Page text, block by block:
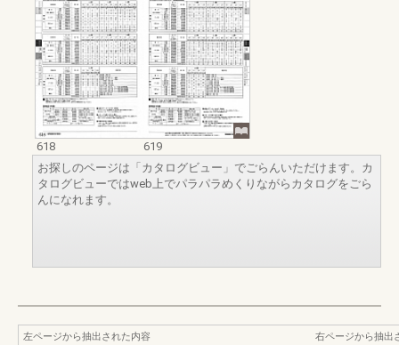
618
619
お探しのページは「カタログビュー」でごらんいただけます。カ
タログビューではweb上でパラパラめくりながらカタログをごら
んになれます。
左ページから抽出された内容
右ページから抽出